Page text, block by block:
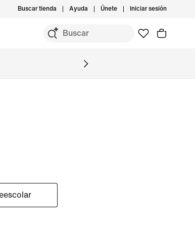
Buscar tienda Ayuda Únete Iniciar sesión